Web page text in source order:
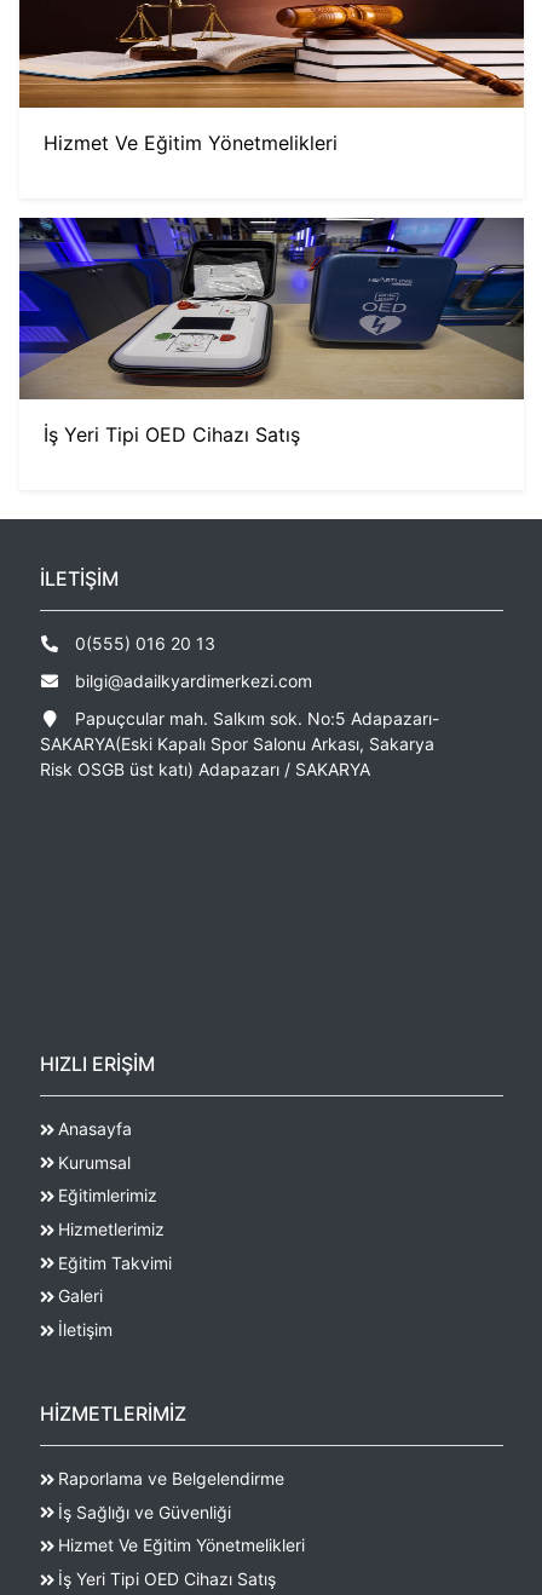
Hizmet Ve Eğitim Yönetmelikleri
İş Yeri Tipi OED Cihazı Satış
İLETİŞİM
0(555) 016 20 13
bilgi@adailkyardimerkezi.com
Papuçcular mah. Salkım sok. No:5 Adapazarı-
SAKARYA(Eski Kapalı Spor Salonu Arkası, Sakarya
Risk OSGB üst katı) Adapazarı / SAKARYA
HIZLI ERİŞİM
Anasayfa
Kurumsal
Eğitimlerimiz
Hizmetlerimiz
Eğitim Takvimi
Galeri
İletişim
HİZMETLERİMİZ
Raporlama ve Belgelendirme
İş Sağlığı ve Güvenliği
Hizmet Ve Eğitim Yönetmelikleri
İş Yeri Tipi OED Cihazı Satış